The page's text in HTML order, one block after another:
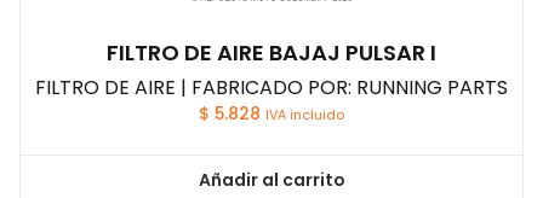
FILTRO DE AIRE BAJAJ PULSAR I
FILTRO DE AIRE | FABRICADO POR: RUNNING PARTS
$ 5.828 IVA incluido
Añadir al carrito